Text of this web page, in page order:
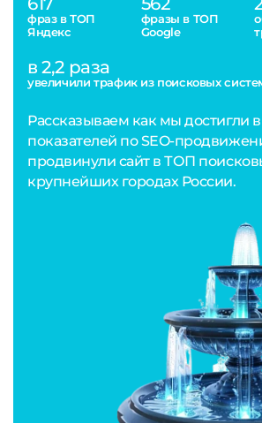
фраз в ТОП
Яндекс
фразы в ТОП
Google
в 2,2 раза
увеличили трафик из поисковых
Рассказываем как мы достигли
показателей по SEO-
продвинули сайт в ТОП
крупнейших городах России.